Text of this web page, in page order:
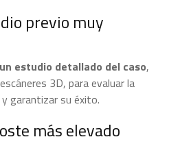
previo muy
estudio detallado del caso,
3D, para evaluar la
garantizar su éxito.
más elevado